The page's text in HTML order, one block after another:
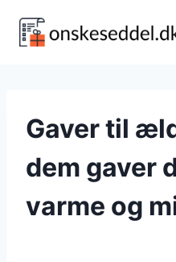
Gaver til
dem gaver
varme og